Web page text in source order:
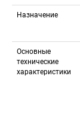
Назначение
Основные
технические
характеристики